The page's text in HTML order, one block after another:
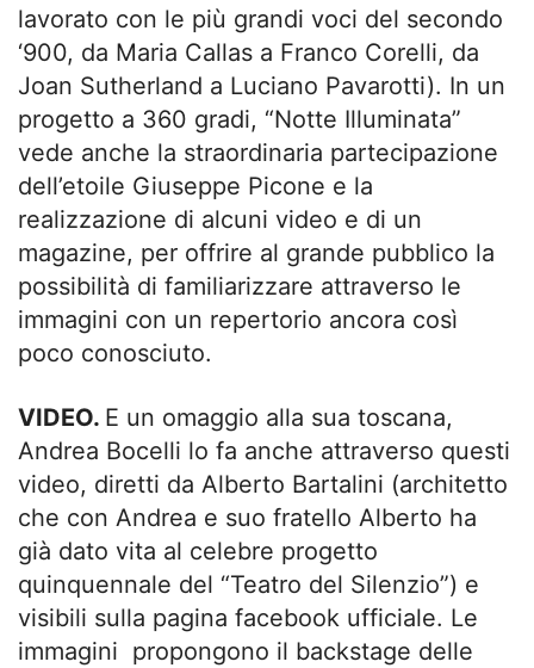
lavorato con le più grandi voci del secondo
‘900, da Maria Callas a Franco Corelli, da
Joan Sutherland a Luciano Pavarotti). In un
progetto a 360 gradi, “Notte Illuminata”
vede anche la straordinaria partecipazione
dell’etoile Giuseppe Picone e la
realizzazione di alcuni video e di un
magazine, per offrire al grande pubblico la
possibilità di familiarizzare attraverso le
immagini con un repertorio ancora così
poco conosciuto.
VIDEO. E un omaggio alla sua toscana,
Andrea Bocelli lo fa anche attraverso questi
video, diretti da Alberto Bartalini (architetto
che con Andrea e suo fratello Alberto ha
già dato vita al celebre progetto
quinquennale del “Teatro del Silenzio”) e
visibili sulla pagina facebook ufficiale. Le
immagini propongono il backstage delle